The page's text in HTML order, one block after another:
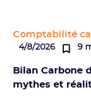
Comptabilité
4/8/2026 9
Bilan Carbone
mythes et